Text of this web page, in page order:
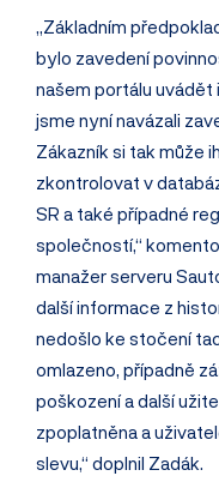
„Základním
bylo zavedení
našem portálu uvádět
jsme nyní navázali
Zákazník si tak může
zkontrolovat v
SR a také případné
společností,“
manažer serveru
další informace z
nedošlo ke stočení
omlazeno, případně
poškození a další
zpoplatněna a
slevu,“ doplnil Zadák.